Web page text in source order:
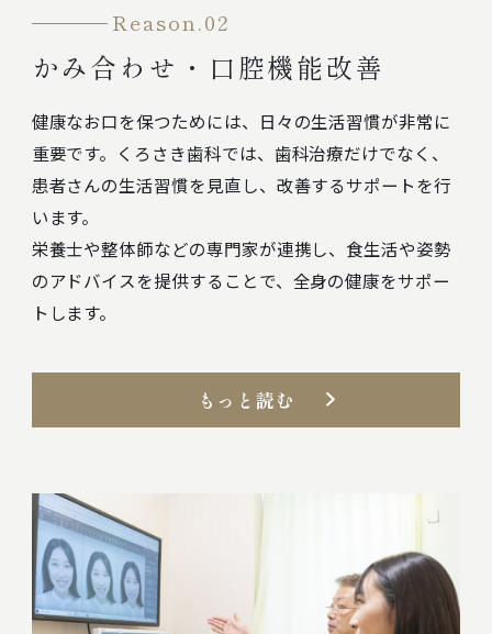
Reason.02
かみ合わせ・口腔機能改善
健康なお口を保つためには、日々の生活習慣が非常に
重要です。くろさき歯科では、歯科治療だけでなく、
患者さんの生活習慣を見直し、改善するサポートを行
います。
栄養士や整体師などの専門家が連携し、食生活や姿勢
のアドバイスを提供することで、全身の健康をサポー
トします。
もっと読む